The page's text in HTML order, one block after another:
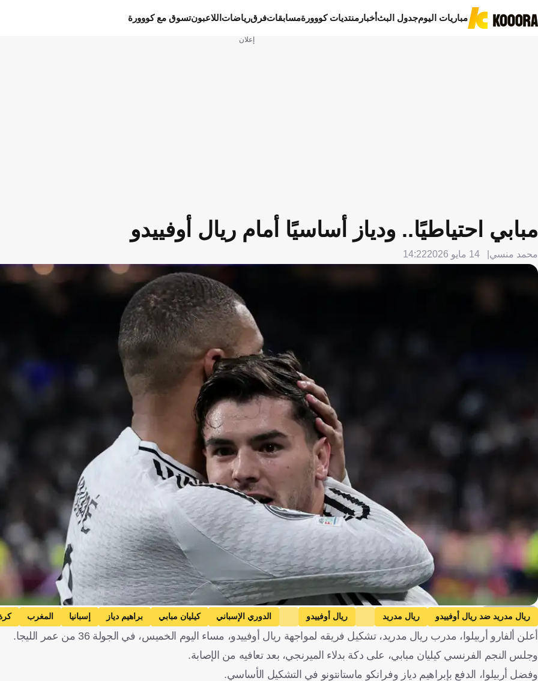
مباريات اليومجدول البثأخبار منتديات كووورةمسابقاتفرقرياضات اللاعبونتسوق مع كووورة
إعلان
مبابي احتياطيًا.. ودياز أساسيًا أمام ريال أوفييدو
محمد منسي 14 مايو 2026 14:22
Getty Images
ريال مدريد ضد ريال أوفييدو ريال مدريد ريال أوفييدو الدوري الإسباني كيليان مبابي براهيم دياز إسبانيا المغرب
أعلن ألفارو أربيلوا، مدرب ريال مدريد، تشكيل فريقه لمواجهة ريال أوفييدو، مساء اليوم الخميس، في الجولة 36 من عمر الليجا.
وجلس النجم الفرنسي كيليان مبابي، على دكة بدلاء الميرنجي، بعد تعافيه من الإصابة.
وفضل أربيلوا، الدفع بإبراهيم دياز وفرانكو ماستانتونو في التشكيل الأساسي.